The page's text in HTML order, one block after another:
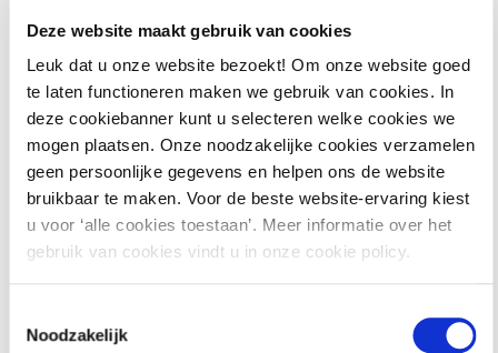
Deze website maakt gebruik van cookies
Leuk dat u onze website bezoekt! Om onze website goed
te laten functioneren maken we gebruik van cookies. In
deze cookiebanner kunt u selecteren welke cookies we
mogen plaatsen. Onze noodzakelijke cookies verzamelen
geen persoonlijke gegevens en helpen ons de website
bruikbaar te maken. Voor de beste website-ervaring kiest
u voor ‘alle cookies toestaan’. Meer informatie over het
gebruik van cookies vindt u in onze cookie policy.
Noodzakelijk
Het gevolg van ‘aan de regels voldoen’: hoe
omgaan met casco, deelleveringen en kleine
gebreken?
de rol van gelijkwaardigheid
Deelnemers wordt gevraagd eigen voorbeelden en